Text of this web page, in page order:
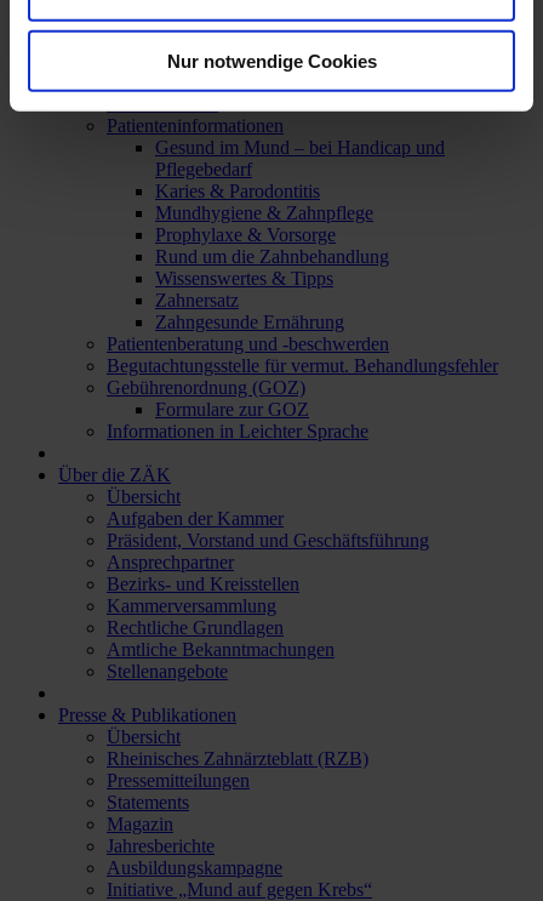
Nur notwendige Cookies
Patienten
Übersicht
Patienteninformationen
Gesund im Mund – bei Handicap und
Pflegebedarf
Karies & Parodontitis
Mundhygiene & Zahnpflege
Prophylaxe & Vorsorge
Rund um die Zahnbehandlung
Wissenswertes & Tipps
Zahnersatz
Zahngesunde Ernährung
Patientenberatung und -beschwerden
Begutachtungsstelle für vermut. Behandlungsfehler
Gebührenordnung (GOZ)
Formulare zur GOZ
Informationen in Leichter Sprache
Über die ZÄK
Übersicht
Aufgaben der Kammer
Präsident, Vorstand und Geschäftsführung
Ansprechpartner
Bezirks- und Kreisstellen
Kammerversammlung
Rechtliche Grundlagen
Amtliche Bekanntmachungen
Stellenangebote
Presse & Publikationen
Übersicht
Rheinisches Zahnärzteblatt (RZB)
Pressemitteilungen
Statements
Magazin
Jahresberichte
Ausbildungskampagne
Initiative „Mund auf gegen Krebs“